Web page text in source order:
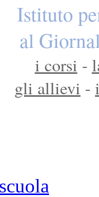
Istituto
al
i corsi -
gli allievi -